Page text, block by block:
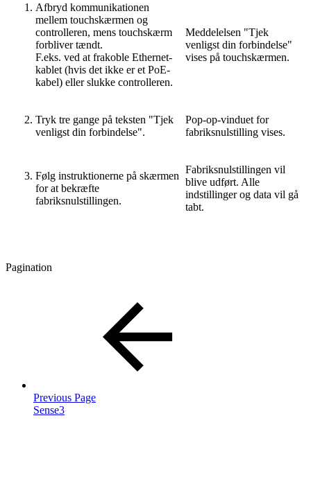
Afbryd kommunikationen
mellem touchskærmen og
controlleren, mens touchskærm
forbliver tændt.
F.eks. ved at frakoble Ethernet-
kablet (hvis det ikke er et PoE-
kabel) eller slukke controlleren.
Meddelelsen "Tjek
venligst din forbindelse"
vises på touchskærmen.
Tryk tre gange på teksten "Tjek
venligst din forbindelse".
Pop-op-vinduet for
fabriksnulstilling vises.
Følg instruktionerne på skærmen
for at bekræfte
fabriksnulstillingen.
Fabriksnulstillingen vil
blive udført. Alle
indstillinger og data vil gå
tabt.
Pagination
Previous Page
Sense3